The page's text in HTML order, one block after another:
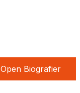
Open Biografier